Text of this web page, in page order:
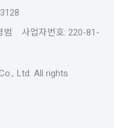
범 사업자번호: 220-81-
Ltd. All rights